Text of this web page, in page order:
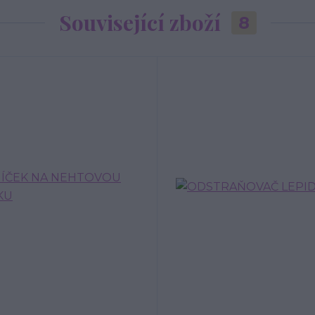
Související zboží 8